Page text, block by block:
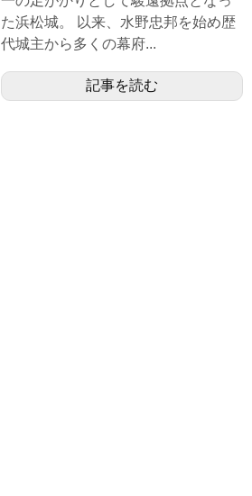
た浜松城。 以来、水野忠邦を始め歴
代城主から多くの幕府...
記事を読む